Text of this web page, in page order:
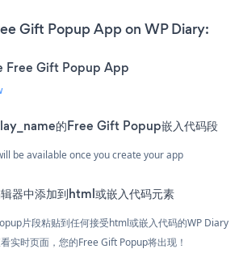
Gift Popup App on WP Diary:
Free Gift Popup App
的Free Gift Popup嵌入代码段
be available once you create your app
器中添加到html或嵌入代码元素
片段粘贴到任何接受html或嵌入代码的WP Diary
实时页面，您的Free Gift Popup将出现！